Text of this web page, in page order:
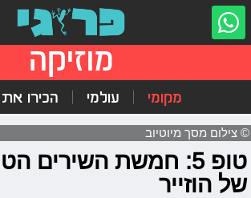
מוזיקה
מקומי עולמי הכירו את
© צילום מסך מיוטיוב
טופ 5: חמשת השירים
של הוזייר